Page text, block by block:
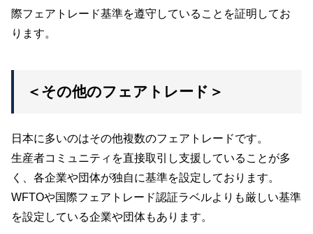
際フェアトレード基準を遵守していることを証明してお
ります。
＜その他のフェアトレード＞
日本に多いのはその他複数のフェアトレードです。
生産者コミュニティを直接取引し支援していることが多
く、各企業や団体が独自に基準を設定しております。
WFTOや国際フェアトレード認証ラベルよりも厳しい基準
を設定している企業や団体もあります。